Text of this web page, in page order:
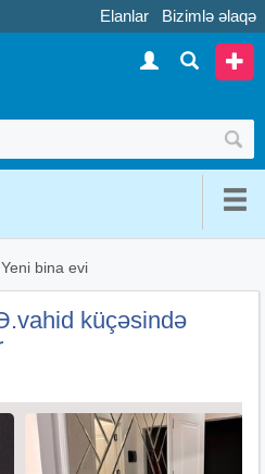
Elanlar Bizimlə əlaqə
Yeni bina evi
küçəsində